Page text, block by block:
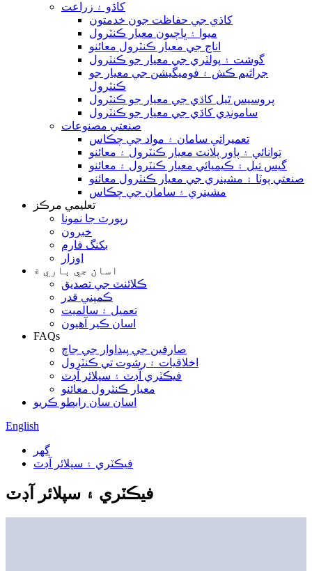
کاڌو ۽ زراعت
کاڌي جي حفاظت جون خدمتون
ميوا ۽ ڀاڄيون معيار ڪنٽرول
اناج جي معيار ڪنٽرول معائنو
گوشت ۽ پولٽري جي معيار جو ڪنٽرول
جراثيم ڪش ۽ فوميگيشن جي معيار جو
ڪنٽرول
پروسيس ٿيل کاڌي جي معيار جو ڪنٽرول
سامونڊي کاڌي جي معيار جو ڪنٽرول
صنعتي مصنوعات
تعميراتي سامان ۽ مواد جي چڪاس
توانائي ۽ پاور پلانٽ معيار ڪنٽرول ۽ معائنو
گيس تيل ۽ ڪيميائي معيار ڪنٽرول ۽ معائنو
صنعتي ٻوٽا ۽ مشينري جي معيار ڪنٽرول معائنو
مشينري ۽ سامان جي چڪاس
تعليمي مرڪز
رپورٽ جا نمونا
خبرون
بکنگ فارم
اوزار
اسان جي باري ۾
ڪلائنٽ جي تصديق
ڪمپني قدر
تعميل ۽ سالميت
اسان ڪير آهيون
FAQs
صارفين جي پيداوار جي جاچ
اخلاقيات ۽ رشوت تي ڪنٽرول
فيڪٽري آڊٽ ۽ سپلائر آڊٽ
معيار ڪنٽرول معائنو
اسان سان رابطو ڪريو
English
گهر
فيڪٽري ۽ سپلائر آڊٽ
فيڪٽري ۽ سپلائر آڊٽ